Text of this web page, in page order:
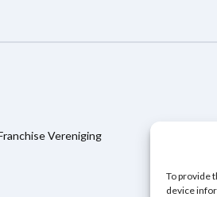
To provide
device